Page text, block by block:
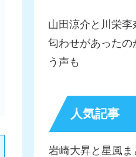
山田涼介と川栄李
匂わせがあった
う声も
人気記事
岩崎大昇と星風